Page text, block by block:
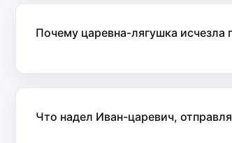
Почему царевна-лягушка исчезла
Что надел Иван-царевич,